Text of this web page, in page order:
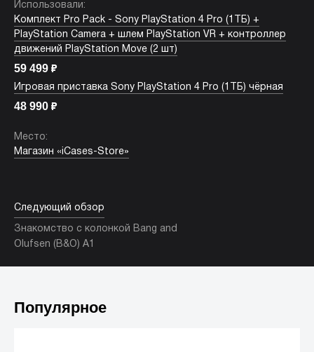
Использовали:
Комплект Pro Pack - Sony PlayStation 4 Pro (1ТБ) +
PlayStation Camera + шлем PlayStation VR + контроллер
движений PlayStation Move (2 шт)
59 499 ₽
Игровая приставка Sony PlayStation 4 Pro (1ТБ) чёрная
48 990 ₽
Место:
Магазин «iCases-Store»
Следующий обзор
Знакомство с колонкой Bang and
Olufsen (B&O) A1
Популярное